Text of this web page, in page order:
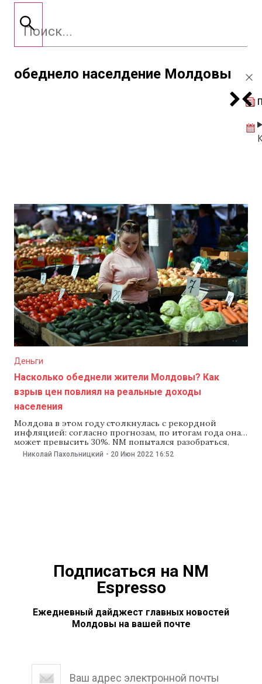
обеднело населдение Молдовы
Деньги
Насколько обеднели жители Молдовы? Как
взрыв цен повлиял на реальные доходы
населения
Молдова в этом году столкнулась с рекордной
инфляцией: согласно прогнозам, по итогам года она
может превысить 30%. NM попытался разобраться,
насколько снизилась покупательная способность
населения из-за такого роста цен, и насколько мы
Николай Пахольницкий - 20 Июн 2022 16:52
Подписаться на NM
Espresso
Ежедневный дайджест главных новостей
Молдовы на вашей почте